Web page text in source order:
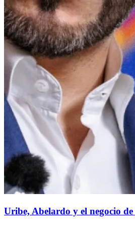
Uribe, Abelardo y el negocio